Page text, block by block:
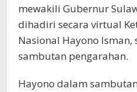
mewakili Gubernur
dihadiri secara virtual
Nasional Hayono
sambutan pengarahan.
Hayono dalam